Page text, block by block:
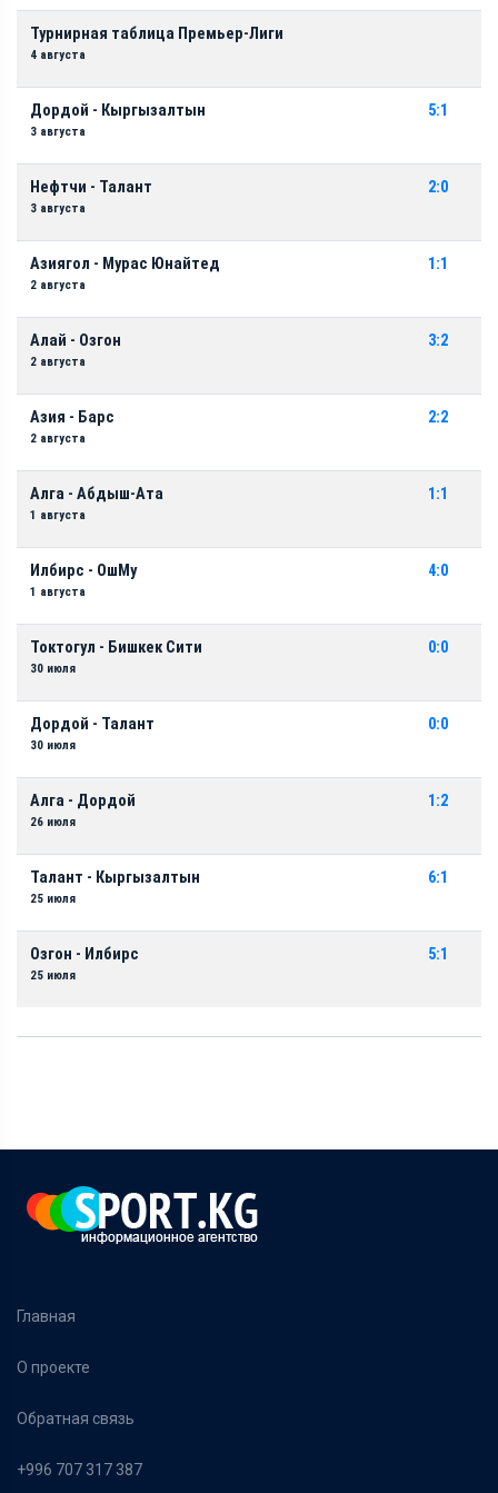
Турнирная таблица Премьер-Лиги
4 августа
Дордой - Кыргызалтын
3 августа
5:1
Нефтчи - Талант
3 августа
2:0
Азиягол - Мурас Юнайтед
2 августа
1:1
Алай - Озгон
2 августа
3:2
Азия - Барс
2 августа
2:2
Алга - Абдыш-Ата
1 августа
1:1
Илбирс - ОшМу
1 августа
4:0
Токтогул - Бишкек Сити
30 июля
0:0
Дордой - Талант
30 июля
0:0
Алга - Дордой
26 июля
1:2
Талант - Кыргызалтын
25 июля
6:1
Озгон - Илбирс
25 июля
5:1
Главная
О проекте
Обратная связь
+996 707 317 387